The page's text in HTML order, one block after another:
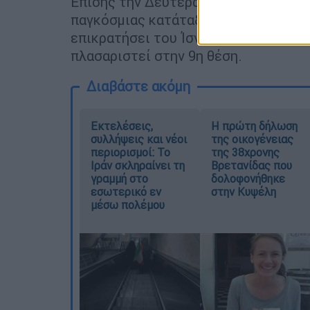
παγκόσμιας κατάταξης εφόσον
επικρατήσει του Ίσνερ. Αν νικήσει
πλασαριστεί στην 9η θέση.
Διαβάστε ακόμη
Εκτελέσεις,
συλλήψεις και νέοι
περιορισμοί: Το
Ιράν σκληραίνει τη
γραμμή στο
εσωτερικό εν
μέσω πολέμου
Η πρώτη δήλωση
της οικογένειας
της 38χρονης
Βρετανίδας που
δολοφονήθηκε
στην Κυψέλη